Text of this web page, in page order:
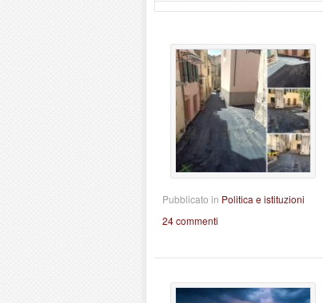
Pubblicato in Politica e istituzioni
24 commenti